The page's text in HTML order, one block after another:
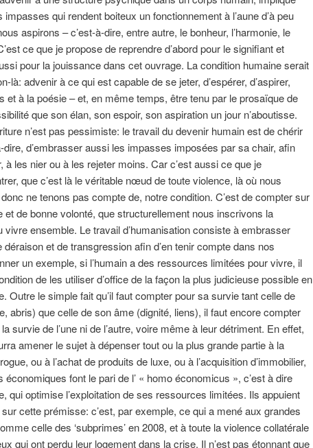
qui rendent boiteux un fonctionnement à l’aune d’à peu
aspirons – c’est-à-dire, entre autre, le bonheur, l’harmonie, le
ce que je propose de reprendre d’abord pour le signifiant et
pour la jouissance dans cet ouvrage. La condition humaine serait
là: advenir à ce qui est capable de se jeter, d’espérer, d’aspirer,
et à la poésie – et, en même temps, être tenu par le prosaïque de
que son élan, son espoir, son aspiration un jour n’aboutisse.
n’est pas pessimiste: le travail du devenir humain est de chérir
dire, d’embrasser aussi les impasses imposées par sa chair, afin
à les nier ou à les rejeter moins. Car c’est aussi ce que je
que c’est là le véritable nœud de toute violence, là où nous
ne tenons pas compte de, notre condition. C’est de compter sur
et de bonne volonté, que structurellement nous inscrivons la
ensemble. Le travail d’humanisation consiste à embrasser
déraison et de transgression afin d’en tenir compte dans nos
un exemple, si l’humain a des ressources limitées pour vivre, il
de les utiliser d’office de la façon la plus judicieuse possible en
Outre le simple fait qu’il faut compter pour sa survie tant celle de
abris) que celle de son âme (dignité, liens), il faut encore compter
survie de l’une ni de l’autre, voire même à leur détriment. En effet,
amener le sujet à dépenser tout ou la plus grande partie à la
ou à l’achat de produits de luxe, ou à l’acquisition d’immobilier,
font le pari de l’ « homo économicus », c’est à dire
qui optimise l’exploitation de ses ressources limitées. Ils appuient
cette prémisse: c’est, par exemple, ce qui a mené aux grandes
celle des ‘subprimes’ en 2008, et à toute la violence collatérale
qui ont perdu leur logement dans la crise. Il n’est pas étonnant que